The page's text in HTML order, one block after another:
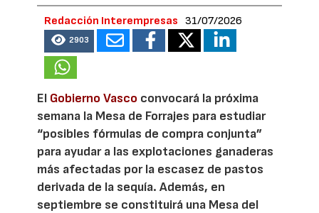
Redacción Interempresas 31/07/2026
2903
El Gobierno Vasco convocará la próxima
semana la Mesa de Forrajes para estudiar
“posibles fórmulas de compra conjunta”
para ayudar a las explotaciones ganaderas
más afectadas por la escasez de pastos
derivada de la sequía. Además, en
septiembre se constituirá una Mesa del